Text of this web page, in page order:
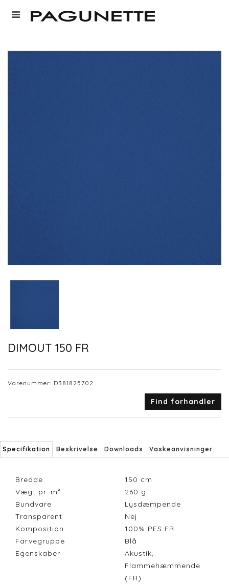
DIMOUT 150 FR
Varenummer: D381825702
Find forhandler
Specifikation Beskrivelse Downloads Vaskeanvisninger
Bredde 150 cm
Vægt pr. m²
260 g
Bundvare
Lysdæmpende
Transparent
Nej
Komposition
100% PES FR
Farvegruppe
Blå
Egenskaber
Akustik,
Flammehæmmende
(FR)